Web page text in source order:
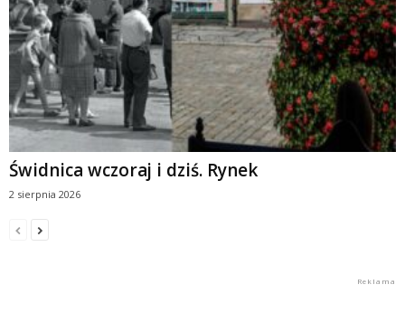
Świdnica wczoraj i dziś. Rynek
2 sierpnia 2026